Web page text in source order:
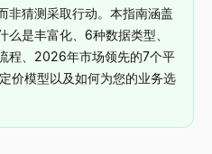
非猜测采取行动。本指南涵盖
么是丰富化、6种数据类型、
程、2026年市场领先的7个平
价模型以及如何为您的业务选